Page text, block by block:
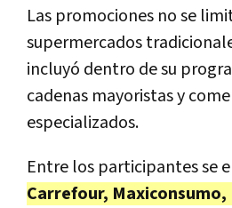
Las promociones no se
supermercados
incluyó dentro de su
cadenas mayoristas y
especializados.
Entre los participantes se
Carrefour, Maxiconsumo,